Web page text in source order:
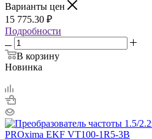
Варианты цен
15 775.30 ₽
Подробности
В корзину
Новинка